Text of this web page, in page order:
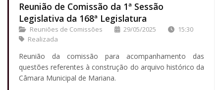
Reunião de Comissão da 1ª Sessão
Legislativa da 168ª Legislatura
Reuniões de Comissões 29/05/2025
15:30
Realizada
Reunião da comissão para acompanhamento das
questões referentes à construção do arquivo histórico da
Câmara Municipal de Mariana.